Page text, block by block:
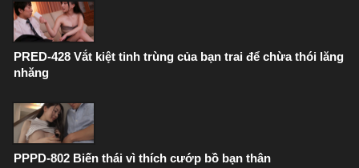
PRED-428 Vắt kiệt tinh trùng của bạn trai để chừa thói lăng
nhăng
PPPD-802 Biến thái vì thích cướp bồ bạn thân